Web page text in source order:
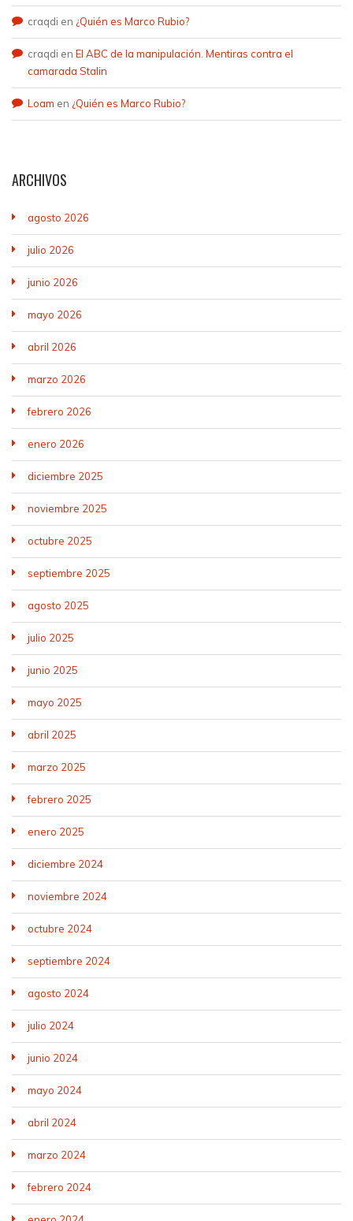
craqdi en ¿Quién es Marco Rubio?
craqdi en El ABC de la manipulación. Mentiras contra el
camarada Stalin
Loam en ¿Quién es Marco Rubio?
ARCHIVOS
agosto 2026
julio 2026
junio 2026
mayo 2026
abril 2026
marzo 2026
febrero 2026
enero 2026
diciembre 2025
noviembre 2025
octubre 2025
septiembre 2025
agosto 2025
julio 2025
junio 2025
mayo 2025
abril 2025
marzo 2025
febrero 2025
enero 2025
diciembre 2024
noviembre 2024
octubre 2024
septiembre 2024
agosto 2024
julio 2024
junio 2024
mayo 2024
abril 2024
marzo 2024
febrero 2024